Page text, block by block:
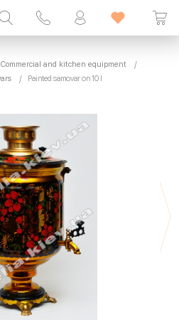
Commercial and kitchen equipment
Painted samovar on 10 l